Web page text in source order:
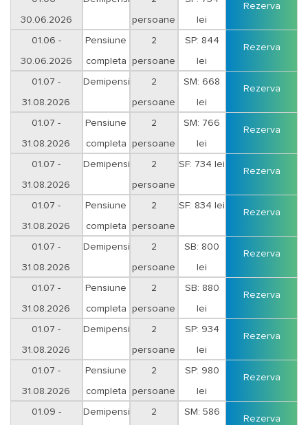
Optional transport, transferuri.
30.06.2026 persoane lei
Rezerva
01.06 -
30.06.2026
Pensiune
completa
2
persoane
SP: 844
lei
Rezerva
01.07 -
31.08.2026
Demipensiune 2
persoane
SM: 668
lei
Rezerva
01.07 -
31.08.2026
Pensiune
completa
2
persoane
SM: 766
lei
Rezerva
01.07 -
31.08.2026
Demipensiune 2
persoane
SF: 734 lei
Rezerva
01.07 -
31.08.2026
Pensiune
completa
2
persoane
SF: 834 lei
Rezerva
01.07 -
31.08.2026
Demipensiune 2
persoane
SB: 800
lei
Rezerva
01.07 -
31.08.2026
Pensiune
completa
2
persoane
SB: 880
lei
Rezerva
01.07 -
31.08.2026
Demipensiune 2
persoane
SP: 934
lei
Rezerva
01.07 -
31.08.2026
Pensiune
completa
2
persoane
SP: 980
lei
Rezerva
01.09 - Demipensiune 2 SM: 586
Rezerva